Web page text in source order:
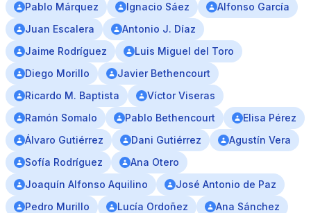
Pablo Márquez
Ignacio Sáez
Alfonso García
Juan Escalera
Antonio J. Díaz
Jaime Rodríguez
Luis Miguel del Toro
Diego Morillo
Javier Bethencourt
Ricardo M. Baptista
Víctor Viseras
Ramón Somalo
Pablo Bethencourt
Elisa Pérez
Álvaro Gutiérrez
Dani Gutiérrez
Agustín Vera
Sofía Rodríguez
Ana Otero
Joaquín Alfonso Aquilino
José Antonio de Paz
Pedro Murillo
Lucía Ordoñez
Ana Sánchez